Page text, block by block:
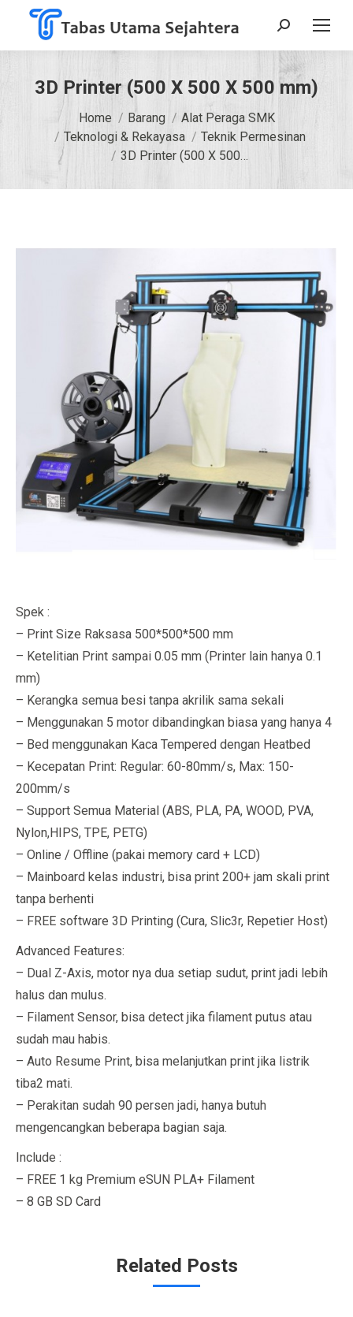
Search:
3D Printer (500 X 500 X 500 mm)
You are here:Home Barang
Alat Peraga SMK
Teknologi & Rekayasa
Teknik Permesinan
3D Printer (500 X 500…
Spek :
– Print Size Raksasa 500*500*500 mm
– Ketelitian Print sampai 0.05 mm (Printer lain hanya 0.1
mm)
– Kerangka semua besi tanpa akrilik sama sekali
– Menggunakan 5 motor dibandingkan biasa yang hanya 4
– Bed menggunakan Kaca Tempered dengan Heatbed
– Kecepatan Print: Regular: 60-80mm/s, Max: 150-
200mm/s
– Support Semua Material (ABS, PLA, PA, WOOD, PVA,
Nylon,HIPS, TPE, PETG)
– Online / Offline (pakai memory card + LCD)
– Mainboard kelas industri, bisa print 200+ jam skali print
tanpa berhenti
– FREE software 3D Printing (Cura, Slic3r, Repetier Host)
Advanced Features:
– Dual Z-Axis, motor nya dua setiap sudut, print jadi lebih
halus dan mulus.
– Filament Sensor, bisa detect jika filament putus atau
sudah mau habis.
– Auto Resume Print, bisa melanjutkan print jika listrik
tiba2 mati.
– Perakitan sudah 90 persen jadi, hanya butuh
mengencangkan beberapa bagian saja.
Include :
– FREE 1 kg Premium eSUN PLA+ Filament
– 8 GB SD Card
Related Posts